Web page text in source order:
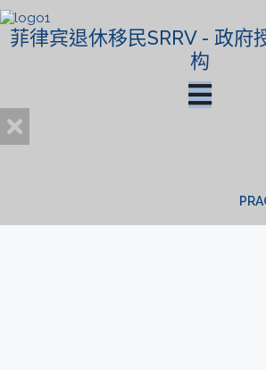
菲律宾退休移民SRRV - 政府
构